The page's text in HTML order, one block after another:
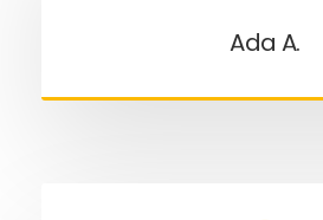
Ada A.